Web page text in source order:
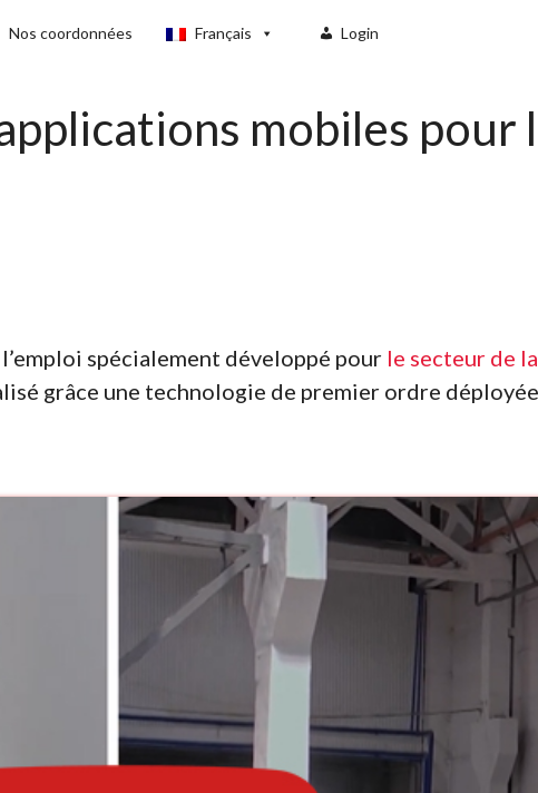
Nos coordonnées Login
Français
mobiles pour
spécialement développé pour le secteur de
grâce une technologie de premier ordre déployée